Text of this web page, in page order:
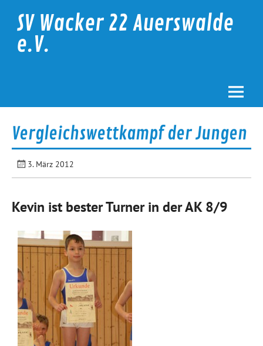
contentSV Wacker 22 Auerswalde
e.V.
Vergleichswettkampf der Jungen
3. März 2012
Kevin ist bester Turner in der AK 8/9